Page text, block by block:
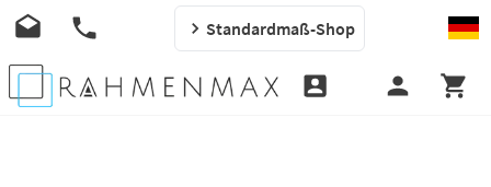
Standardmaß-Shop